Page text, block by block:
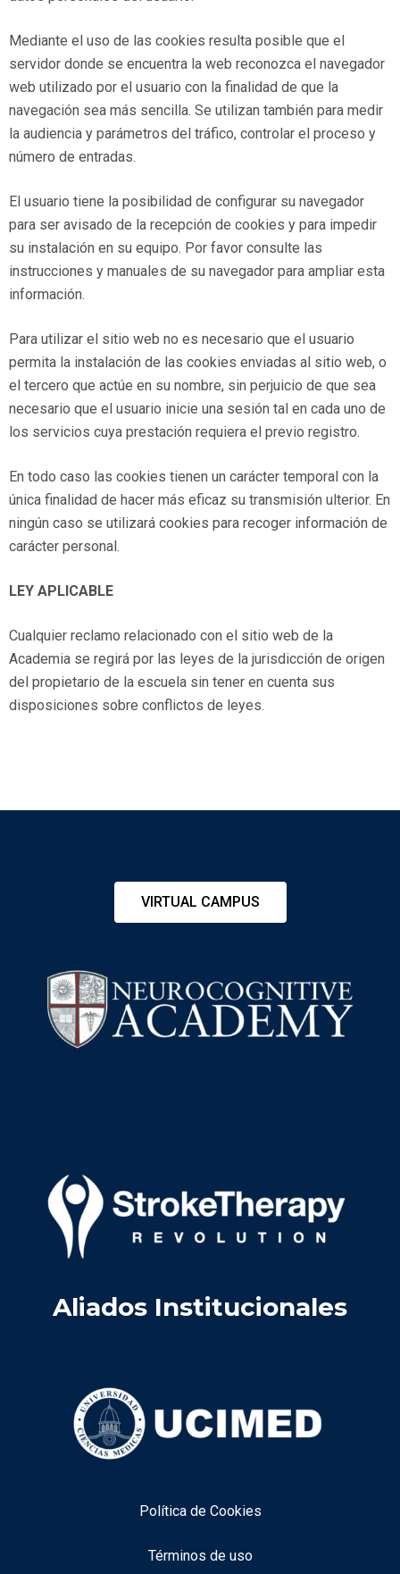
Mediante el uso de las cookies resulta posible que el
servidor donde se encuentra la web reconozca el navegador
web utilizado por el usuario con la finalidad de que la
navegación sea más sencilla. Se utilizan también para medir
la audiencia y parámetros del tráfico, controlar el proceso y
número de entradas.
El usuario tiene la posibilidad de configurar su navegador
para ser avisado de la recepción de cookies y para impedir
su instalación en su equipo. Por favor consulte las
instrucciones y manuales de su navegador para ampliar esta
información.
Para utilizar el sitio web no es necesario que el usuario
permita la instalación de las cookies enviadas al sitio web, o
el tercero que actúe en su nombre, sin perjuicio de que sea
necesario que el usuario inicie una sesión tal en cada uno de
los servicios cuya prestación requiera el previo registro.
En todo caso las cookies tienen un carácter temporal con la
única finalidad de hacer más eficaz su transmisión ulterior. En
ningún caso se utilizará cookies para recoger información de
carácter personal.
LEY APLICABLE
Cualquier reclamo relacionado con el sitio web de la
Academia se regirá por las leyes de la jurisdicción de origen
del propietario de la escuela sin tener en cuenta sus
disposiciones sobre conflictos de leyes.
VIRTUAL CAMPUS
Aliados Institucionales
Política de Cookies
Términos de uso